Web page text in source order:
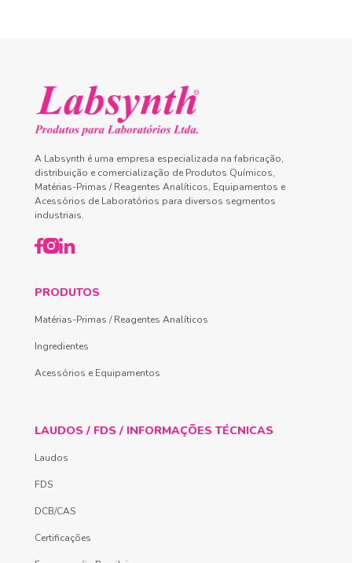
A Labsynth é uma empresa especializada na fabricação,
distribuição e comercialização de Produtos Químicos,
Matérias-Primas / Reagentes Analíticos, Equipamentos e
Acessórios de Laboratórios para diversos segmentos
industriais.
PRODUTOS
Matérias-Primas / Reagentes Analíticos
Ingredientes
Acessórios e Equipamentos
LAUDOS / FDS / INFORMAÇÕES TÉCNICAS
Laudos
FDS
DCB/CAS
Certificações